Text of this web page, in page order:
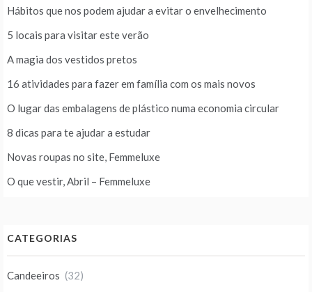
Hábitos que nos podem ajudar a evitar o envelhecimento
5 locais para visitar este verão
A magia dos vestidos pretos
16 atividades para fazer em família com os mais novos
O lugar das embalagens de plástico numa economia circular
8 dicas para te ajudar a estudar
Novas roupas no site, Femmeluxe
O que vestir, Abril – Femmeluxe
CATEGORIAS
Candeeiros (32)